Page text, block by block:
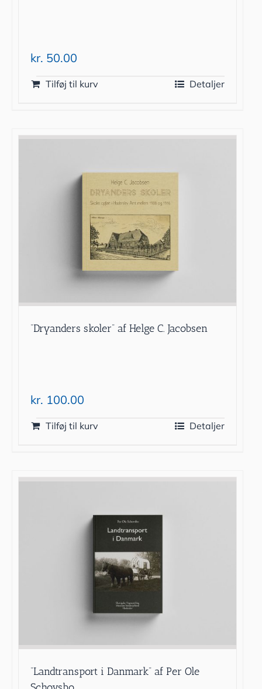
kr. 50.00
Tilføj til kurv Detaljer
“Dryanders skoler” af Helge C. Jacobsen
kr. 100.00
Tilføj til kurv Detaljer
“Landtransport i Danmark” af Per Ole